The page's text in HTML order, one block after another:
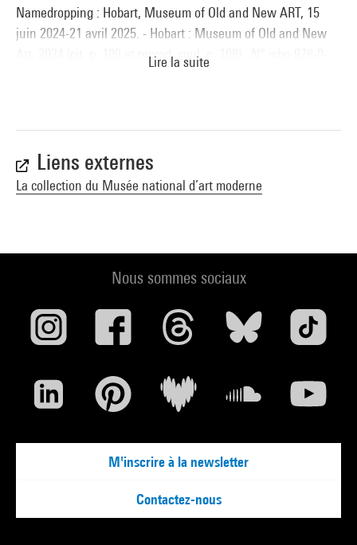
Namedropping : Hobart, Museum of Old and New ART, 15
juin 2024-21 avril 2025. - Hobart : Museum of Old and New
Art, 2024 (cit. p. 109 et reprod. coul. p. 108) . N° isbn 978-0-
Lire la suite
Liens externes
La collection du Musée national d’art moderne
Nous sommes sociaux
M'inscrire à la newsletter
Contactez-nous